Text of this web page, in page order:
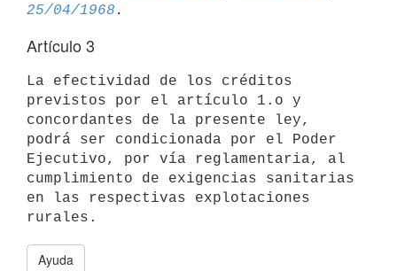
25/04/1968
Artículo 3
La efectividad de los créditos
previstos por el artículo 1.o y
concordantes de la presente ley,
podrá ser condicionada por el Poder
Ejecutivo, por vía reglamentaria, al
cumplimiento de exigencias sanitarias
en las respectivas explotaciones
Ayuda